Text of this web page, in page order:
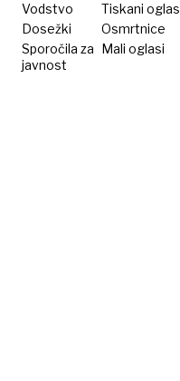
Vodstvo
Dosežki
Sporočila za
javnost
Tiskani
Osmrtnice
Mali oglasi